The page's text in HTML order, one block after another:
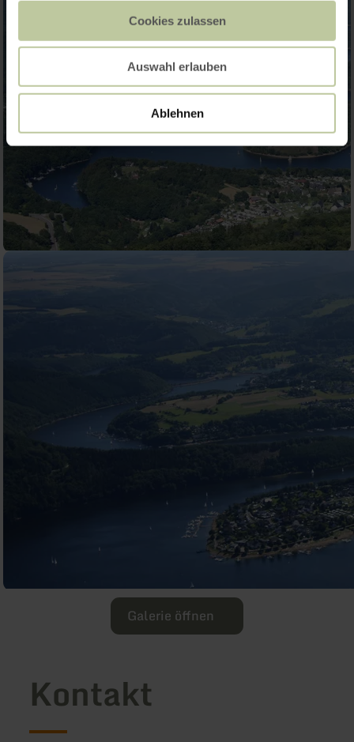
Cookies zulassen
Auswahl erlauben
Ablehnen
Galerie öffnen
Kontakt